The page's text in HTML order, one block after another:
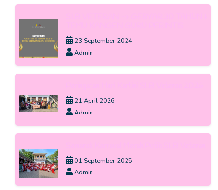
23 September 2024
Admin
21 April 2026
Admin
01 September 2025
Admin